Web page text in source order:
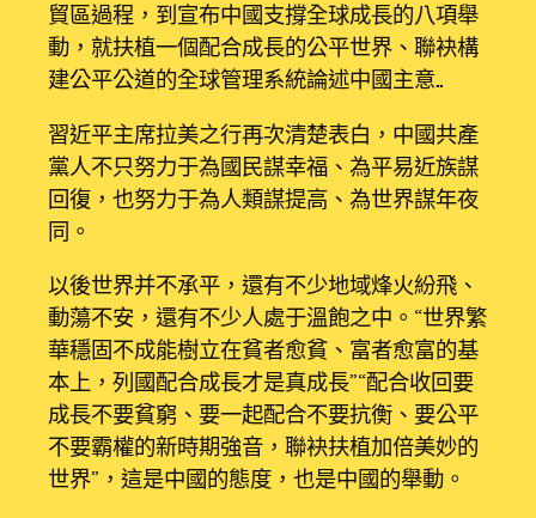
貿區過程，到宣布中國支撐全球成長的八項舉
動，就扶植一個配合成長的公平世界、聯袂構
建公平公道的全球管理系統論述中國主意……
習近平主席拉美之行再次清楚表白，中國共產
黨人不只努力于為國民謀幸福、為平易近族謀
回復，也努力于為人類謀提高、為世界謀年夜
同。
以後世界并不承平，還有不少地域烽火紛飛、
動蕩不安，還有不少人處于溫飽之中。“世界繁
華穩固不成能樹立在貧者愈貧、富者愈富的基
本上，列國配合成長才是真成長”“配合收回要
成長不要貧窮、要一起配合不要抗衡、要公平
不要霸權的新時期強音，聯袂扶植加倍美妙的
世界”，這是中國的態度，也是中國的舉動。